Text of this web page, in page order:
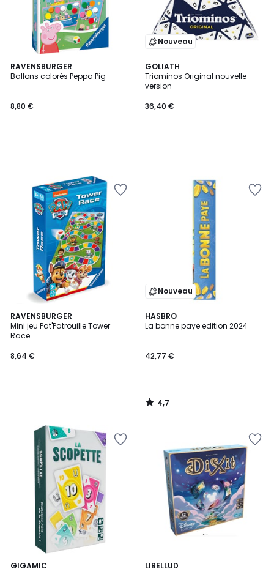
RAVENSBURGER
Ballons colorés Peppa Pig
8,80 €
Nouveau
GOLIATH
Triominos Original nouvelle
version
36,40 €
RAVENSBURGER
Mini jeu Pat'Patrouille Tower
Race
8,64 €
Nouveau
HASBRO
La bonne paye edition 2024
42,77 €
4,7
/ 5
4,7
/
GIGAMIC
LIBELLUD